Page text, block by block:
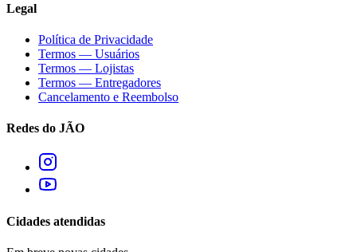
Legal
Política de Privacidade
Termos — Usuários
Termos — Lojistas
Termos — Entregadores
Cancelamento e Reembolso
Redes do JÃO
Cidades atendidas